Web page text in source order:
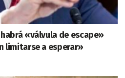
«válvula de escape»
limitarse a esperar»